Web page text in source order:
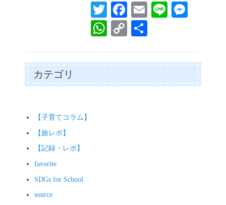
T
wi
tte
r
Fa
ce
bo
ok
E
Li
ng
er
W
ts
C
y
カテゴリ
【子育てコラム】
【旅レポ】
【記録・レポ】
favorite
SDGs for School
source